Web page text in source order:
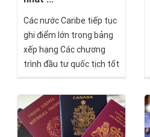
Các nước Caribe tiếp tục
ghi điểm lớn trong bảng
xếp hạng Các chương
trình đầu tư quốc tịch tốt
Citizenship.